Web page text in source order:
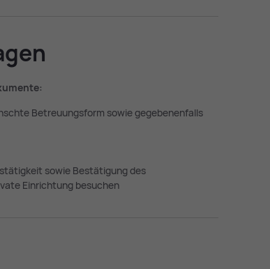
Betreuungsform sowie gegebenenfalls
sowie Bestätigung des
Einrichtung besuchen